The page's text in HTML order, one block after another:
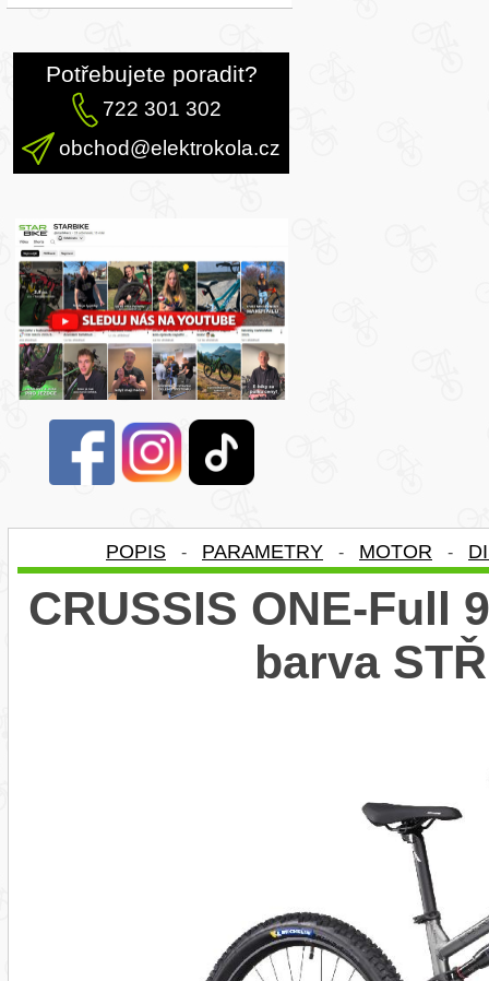
Potřebujete poradit?
722 301 302
obchod@elektrokola.cz
POPIS - PARAMETRY - MOTOR -
CRUSSIS ONE-Full
barva